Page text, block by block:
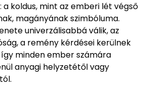
a koldus, mint az emberi lét végső
magányának szimbóluma.
univerzálisabbá válik, az
a remény kérdései kerülnek
minden ember számára
anyagi helyzetétől vagy